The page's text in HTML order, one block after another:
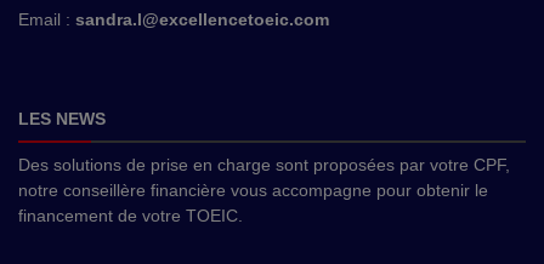
Email : sandra.l@excellencetoeic.com
LES NEWS
Des solutions de prise en charge sont proposées par votre CPF,
notre conseillère financière vous accompagne pour obtenir le
financement de votre TOEIC.